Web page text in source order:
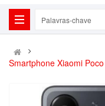
Smartphone Xiaomi